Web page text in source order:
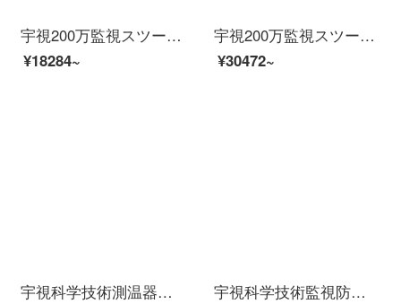
宇視200万監視スツー装置イーンテーネットHD 4路8路16路監視防犯カメラ室外モネータ家庭用ワンヤレー防水夜間テレビ商用設置サービス（防犯カメラビデオを除く）6つの防犯カメラ（200万HD版）
¥18284~
宇視200万監視スツー装置イーンテーネットHD 4路8路16路監視防犯カメラ室外モネータ家庭用ワンヤレー防水夜間テレビ商用設置サービス（防犯カメラビデオを除く）10個の防犯カメラ（200万HD版）
¥30472~
宇視科学技術測温器人体测温面测温侵犯カメラ视认测温防疫方案2：人面测温检查门禁（立柱を含む）
宇視科学技術監視防犯カメラハードディスクレコーダスツー200万POE給電夜間テレビフルテープ家庭用屋外スホーンネットネットでモニスティック装置4路防犯カメラスツツ（フルカラ＋録音）設置サービス